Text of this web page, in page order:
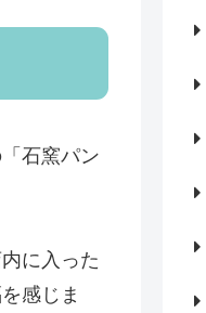
石窯パン
に入った
感じま